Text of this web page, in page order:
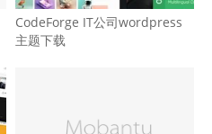
CodeForge IT公司wordpress
主题下载